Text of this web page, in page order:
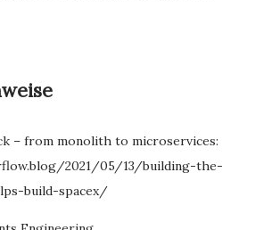
– from monolith to microservices:
2021/05/13/building-the-
build-spacex/